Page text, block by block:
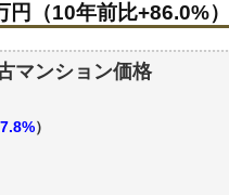
格はどうなる？
る？
古マンションの過去の売買事例
想から検討しよう
動産が買える？
（10年前比+86.0%）
マンション価格
）